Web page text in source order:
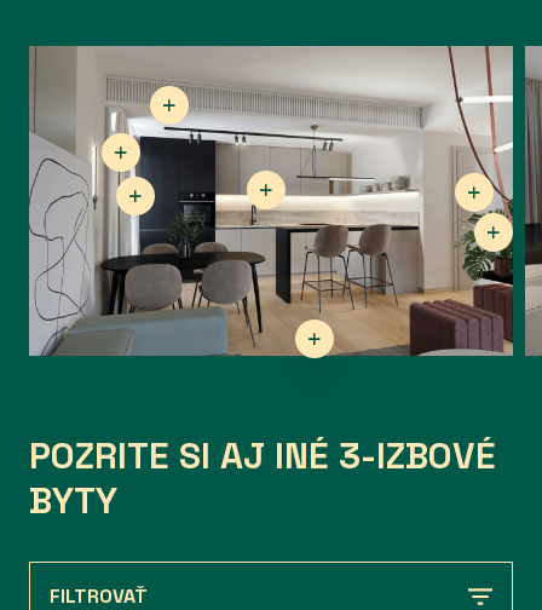
POZRITE SI AJ INÉ 3-IZBOVÉ
BYTY
FILTROVAŤ